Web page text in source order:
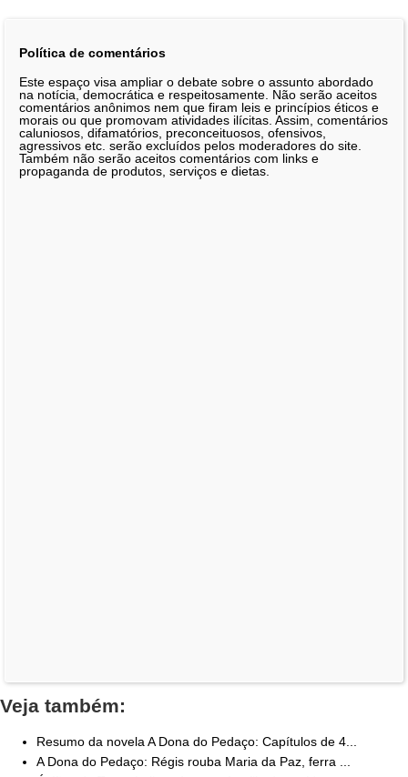
Política de comentários
Este espaço visa ampliar o debate sobre o assunto abordado
na notícia, democrática e respeitosamente. Não serão aceitos
comentários anônimos nem que firam leis e princípios éticos e
morais ou que promovam atividades ilícitas. Assim, comentários
caluniosos, difamatórios, preconceituosos, ofensivos,
agressivos etc. serão excluídos pelos moderadores do site.
Também não serão aceitos comentários com links e
propaganda de produtos, serviços e dietas.
Veja também:
Resumo da novela A Dona do Pedaço: Capítulos de 4...
A Dona do Pedaço: Régis rouba Maria da Paz, ferra ...